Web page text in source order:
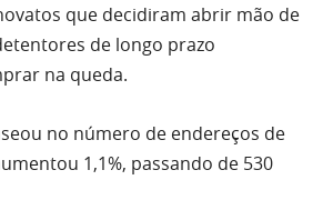
que decidiram abrir mão de
de longo prazo
na queda.
no número de endereços de
1,1%, passando de 530